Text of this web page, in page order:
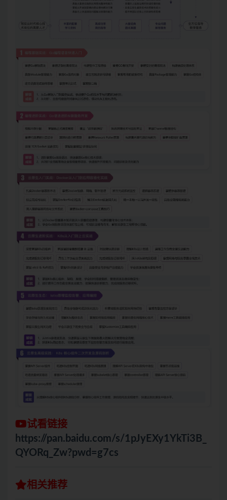
试看链接
https://pan.baidu.com/s/1pJyEXy1YkTi3B_
QYORq_Zw?pwd=g7cs
相关推荐